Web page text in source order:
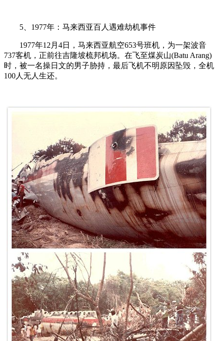
5、1977年：马来西亚百人遇难劫机事件
1977年12月4日，马来西亚航空653号班机，为一架波音
737客机，正前往吉隆坡梳邦机场。在飞至煤炭山(Batu Arang)
时，被一名操日文的男子胁持，最后飞机不明原因坠毁，全机
100人无人生还。